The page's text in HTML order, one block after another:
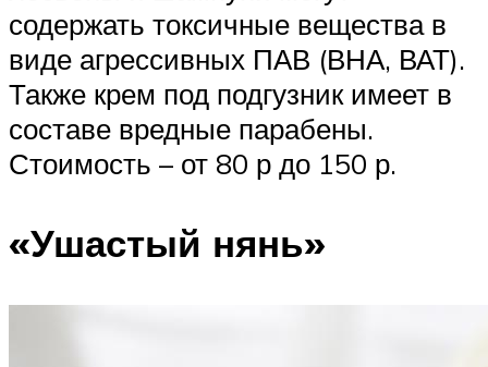
содержать токсичные вещества в
виде агрессивных ПАВ (ВНА, ВАТ).
Также крем под подгузник имеет в
составе вредные парабены.
Стоимость – от 80 р до 150 р.
«Ушастый нянь»